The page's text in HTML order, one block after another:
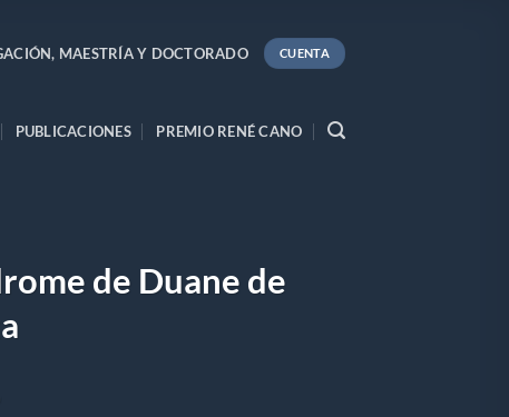
MAESTRÍA Y DOCTORADO CUENTA
PUBLICACIONES PREMIO RENÉ CANO
de Duane de